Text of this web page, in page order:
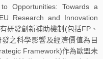
Opportunities: Towards a
Research and Innovation
研發創新補助機制(包括FP、
之科學影響及經濟價值為目
Framework)作為歐盟未